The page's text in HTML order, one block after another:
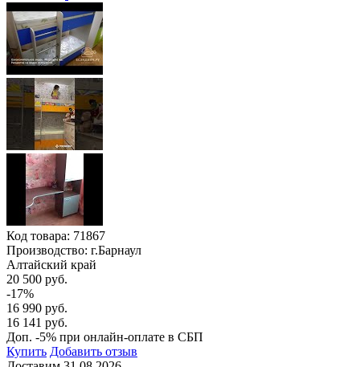
Код товара: 71867
Производство: г.Барнаул
Алтайский край
20 500 руб.
-17%
16 990 руб.
16 141 руб.
Доп. -5% при онлайн-оплате в СБП
Купить Добавить отзыв